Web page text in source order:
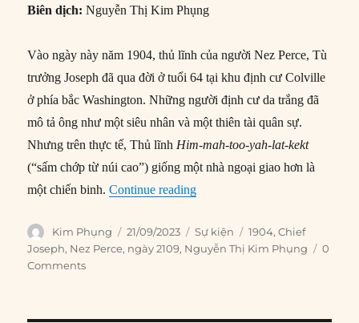
Biên dịch: Nguyễn Thị Kim Phụng
Vào ngày này năm 1904, thủ lĩnh của người Nez Perce, Tù
trưởng Joseph đã qua đời ở tuổi 64 tại khu định cư Colville
ở phía bắc Washington. Những người định cư da trắng đã
mô tả ông như một siêu nhân và một thiên tài quân sự.
Nhưng trên thực tế, Thủ lĩnh Him-mah-too-yah-lat-kekt
(“sấm chớp từ núi cao”) giống một nhà ngoại giao hơn là
một chiến binh.Continue reading“21/09/1904: Tù trưởng
Author
Kim Phụng
Posted
on
21/09/2023 Categories
Sự kiện Tags
1904,Chief
Joseph, Nez Perce, ngày 2109, Nguyễn Thị Kim Phụng
0
Comments